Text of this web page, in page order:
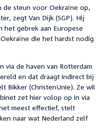
de steun voor Oekraïne op,
zegt Van Dijk (SGP). Hij
gebrek aan Europese
die het hardst nodig
via de haven van Rotterdam
en dat draagt indirect bij
Bikker (ChristenUnie). Ze wil
zet hier volop op in via
meest effectief, stelt
naar wat Nederland zelf